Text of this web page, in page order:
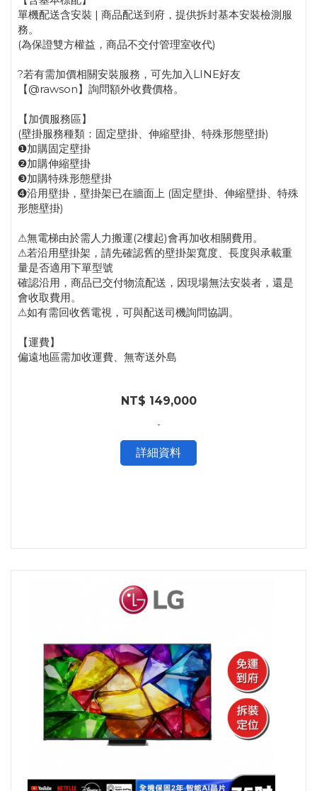
單機配送含安裝 | 商品配送到府，提供拆封基本安裝檢測服
務。
(為保證雙方權益，商品不交付管理室收代)
?若有需加價相關安裝服務，可先加入LINE好友
【@rawson】詢問額外收費價格。
【加價服務區】
(壁掛服務種類：固定壁掛、伸縮壁掛、特殊形態壁掛)
❶加購固定壁掛
❷加購伸縮壁掛
❸加購特殊形態壁掛
➍沿用壁掛，壁掛架已在牆面上 (固定壁掛、伸縮壁掛、特殊
形態壁掛)
⚠無電梯由於需人力搬運(2樓起)會再加收相關費用。
⚠若沿用壁掛架，請先確認舊的壁掛架寬度、長度與承載重
量是否適用下單型號
確認沿用，商品已交付物流配送，因現場無法安裝者，還是
會收取費用。
⚠如有需回收舊電視，可與配送司機詢問協調。
【運費】
偏遠地區需加收運費、無寄送外島
NT$ 149,000
-
詳細資料